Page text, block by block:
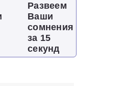
Развеем
Ваши
сомнения
за 15
секунд